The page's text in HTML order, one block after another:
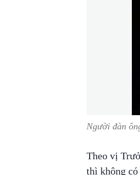
Người đàn
Theo vị
thì không có